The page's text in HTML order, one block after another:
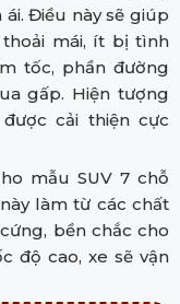
Điều này sẽ giúp
mái, ít bị tình
tốc, phần đường
gấp. Hiện tượng
cải thiện cực
mẫu SUV 7 chỗ
làm từ các chất
bền chắc cho
độ cao, xe sẽ vận